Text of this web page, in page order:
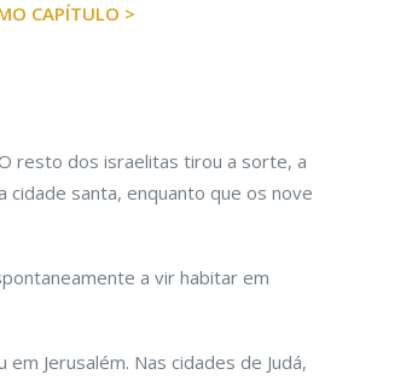
CAPÍTULO >
resto dos israelitas tirou a sorte, a
santa, enquanto que os nove
a vir habitar em
Jerusalém. Nas cidades de Judá,